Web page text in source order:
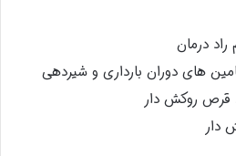
راد درمان
های دوران بارداری و شیردهی
دار